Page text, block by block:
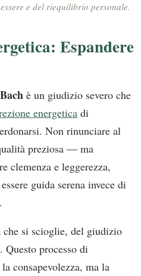
e del riequilibrio personale.
Espandere
è un giudizio severo che
energetica di
Non rinunciare al
preziosa — ma
clemenza e leggerezza,
guida serena invece di
si scioglie, del giudizio
Questo processo di
consapevolezza, ma la